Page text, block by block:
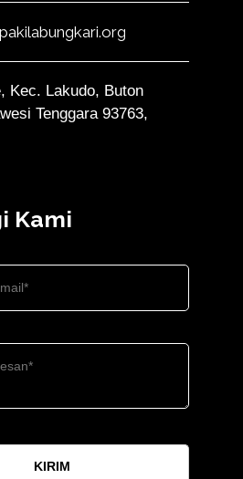
Kec. Lakudo, Buton
Tenggara 93763,
Kami
KIRIM